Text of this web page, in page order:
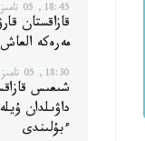
18:45, 05 تامىز 2026
قازاقستان
مەرەكە
18:30, 05 تامىز 2026
شىعىس
داۋىلدان
ءبۇلىندى